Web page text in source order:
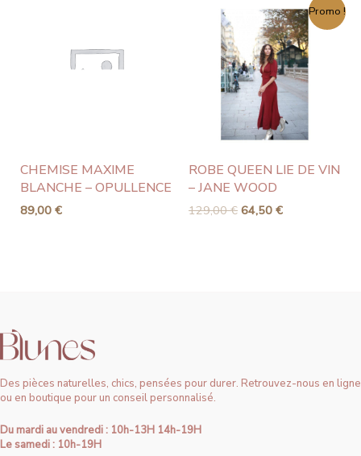
CHEMISE MAXIME
BLANCHE – OPULLENCE
89,00 €
Promo !
ROBE QUEEN LIE DE VIN
– JANE WOOD
129,00€
initial
était :
129,00 €.
64,50 €
Le
prix
actuel
est :
64,50 €.
Des pièces naturelles, chics, pensées pour durer. Retrouvez-nous en ligne
ou en boutique pour un conseil personnalisé.
Du mardi au vendredi : 10h-13H 14h-19H
Le samedi : 10h-19H